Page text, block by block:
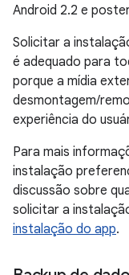
Android 2.2 e
Solicitar a
é adequado para
porque a mídia
desmontagem/
experiência do
Para mais
instalação
discussão sobre
solicitar a
instalação do app.